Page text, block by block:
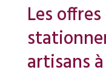
Les
artisans